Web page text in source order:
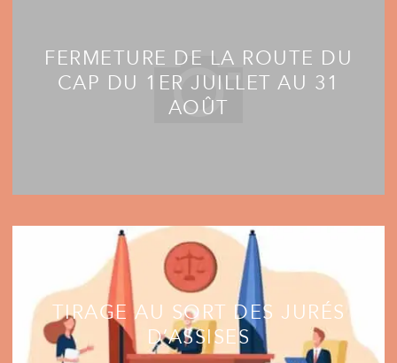
FERMETURE DE LA ROUTE DU
CAP DU 1ER JUILLET AU 31
AOÛT
TIRAGE AU SORT DES JURÉS
D’ASSISES